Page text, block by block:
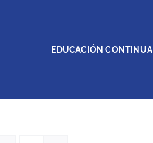
EDUCACIÓN CONTINUA